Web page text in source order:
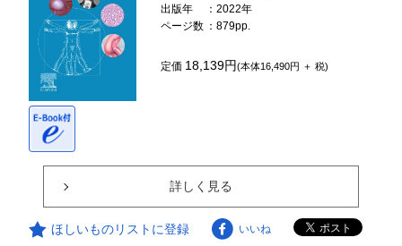
出版年
：2022年
ページ数 ：879pp.
定価 18,139円(本体16,490円 ＋ 税)
詳しく見る
ほしいものリストに登録 いいね